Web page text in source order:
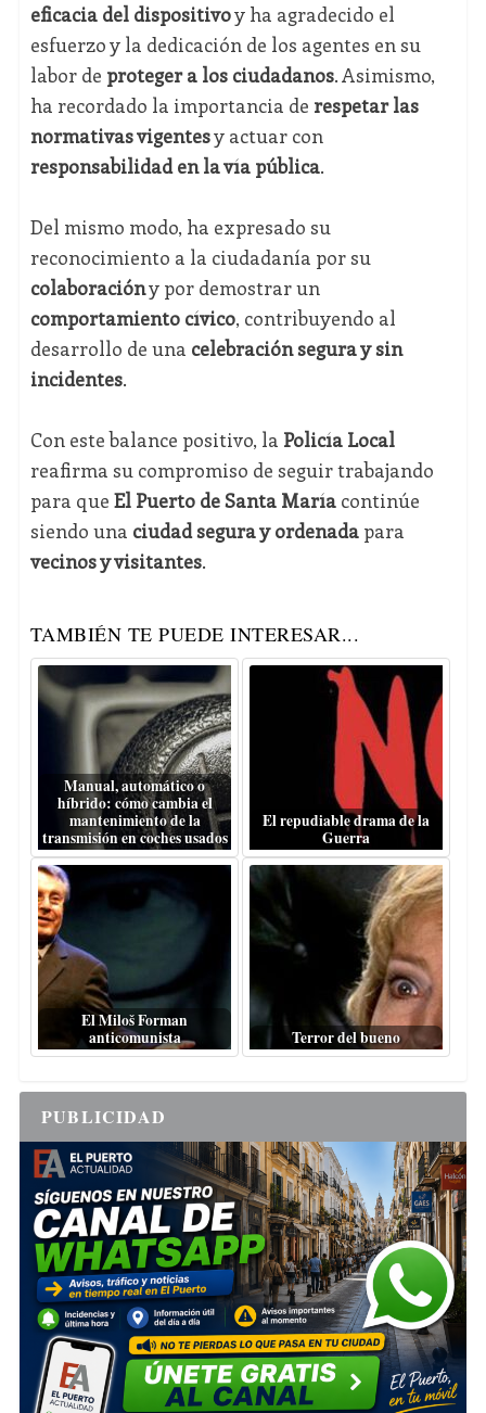
eficacia del dispositivoy ha agradecido el
esfuerzo y la dedicación de los agentes en su
labor de proteger a los ciudadanos. Asimismo,
ha recordado la importancia de respetar las
normativas vigentesy actuar con
responsabilidad en la vía pública.
Del mismo modo, ha expresado su
reconocimiento a la ciudadanía por su
colaboracióny por demostrar un
comportamiento cívico, contribuyendo al
desarrollo de una celebración segura y sin
incidentes.
Con este balance positivo, la Policía Local
reafirma su compromiso de seguir trabajando
para que El Puerto de Santa Maríacontinúe
siendo una ciudad segura y ordenadapara
vecinos y visitantes.
TAMBIÉN TE PUEDE INTERESAR...
Manual, automático o
híbrido: cómo cambia el
mantenimiento de la
transmisión en coches usados
El repudiable drama de la
Guerra
El Miloš Forman
anticomunista
Terror del bueno
PUBLICIDAD